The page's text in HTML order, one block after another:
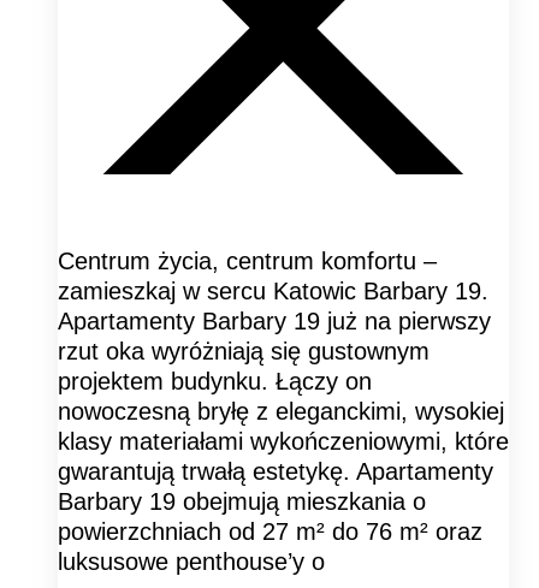
Centrum życia, centrum komfortu –
zamieszkaj w sercu Katowic Barbary 19.
Apartamenty Barbary 19 już na pierwszy
rzut oka wyróżniają się gustownym
projektem budynku. Łączy on
nowoczesną bryłę z eleganckimi, wysokiej
klasy materiałami wykończeniowymi, które
gwarantują trwałą estetykę. Apartamenty
Barbary 19 obejmują mieszkania o
powierzchniach od 27 m² do 76 m² oraz
luksusowe penthouse’y o